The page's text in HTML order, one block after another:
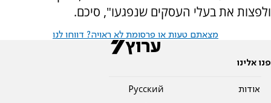
ולפצות את בעלי העסקים שנפגעו", סיכם.
מצאתם טעות או פרסומת לא ראויה? דווחו לנו
פנו אלינו
אודות
Pусский